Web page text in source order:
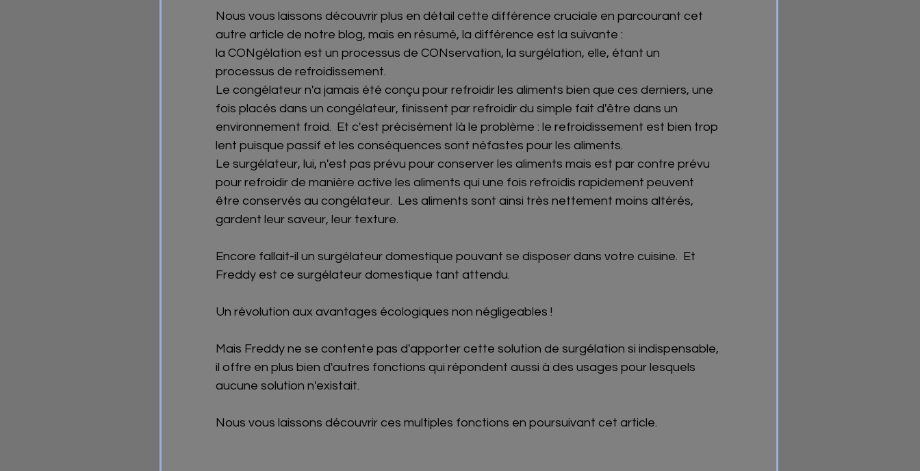
Nous vous laissons découvrir plus en détail cette différence cruciale en parcourant cet
autre article de notre blog, mais en résumé, la différence est la suivante :
la CONgélation est un processus de CONservation, la surgélation, elle, étant un
processus de refroidissement.
Le congélateur n'a jamais été conçu pour refroidir les aliments bien que ces derniers, une
fois placés dans un congélateur, finissent par refroidir du simple fait d'être dans un
environnement froid.  Et c'est précisément là le problème : le refroidissement est bien trop
lent puisque passif et les conséquences sont néfastes pour les aliments.
Le surgélateur, lui, n'est pas prévu pour conserver les aliments mais est par contre prévu
pour refroidir de manière active les aliments qui une fois refroidis rapidement peuvent
être conservés au congélateur.  Les aliments sont ainsi très nettement moins altérés,
gardent leur saveur, leur texture.
Encore fallait-il un surgélateur domestique pouvant se disposer dans votre cuisine.  Et
Freddy est ce surgélateur domestique tant attendu.
Un révolution aux avantages écologiques non négligeables !
Mais Freddy ne se contente pas d'apporter cette solution de surgélation si indispensable,
il offre en plus bien d'autres fonctions qui répondent aussi à des usages pour lesquels
aucune solution n'existait.
Nous vous laissons découvrir ces multiples fonctions en poursuivant cet article.